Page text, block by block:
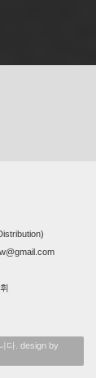
다. design by